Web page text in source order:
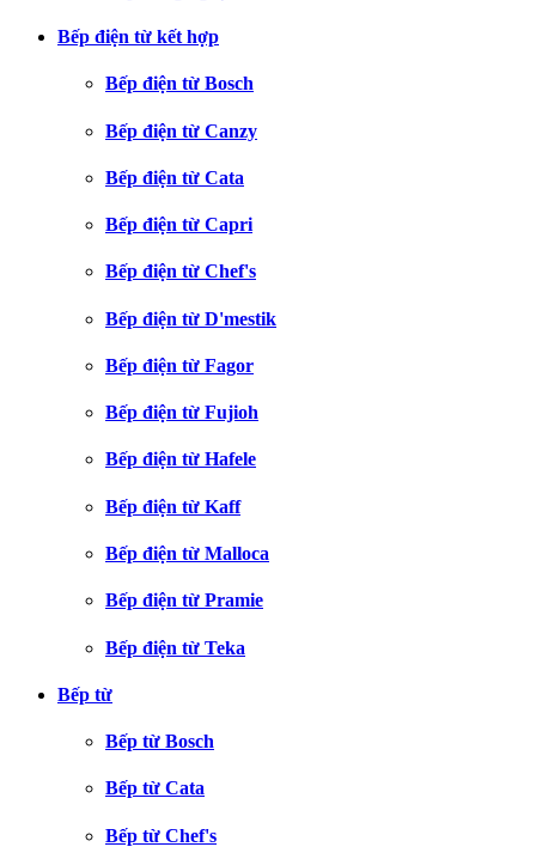
Bếp điện từ kết hợp
Bếp điện từ Bosch
Bếp điện từ Canzy
Bếp điện từ Cata
Bếp điện từ Capri
Bếp điện từ Chef's
Bếp điện từ D'mestik
Bếp điện từ Fagor
Bếp điện từ Fujioh
Bếp điện từ Hafele
Bếp điện từ Kaff
Bếp điện từ Malloca
Bếp điện từ Pramie
Bếp điện từ Teka
Bếp từ
Bếp từ Bosch
Bếp từ Cata
Bếp từ Chef's